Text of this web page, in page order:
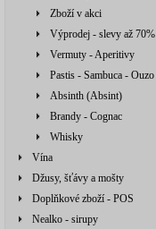
Zboží v akci
Výprodej - slevy až 70%
Vermuty - Aperitivy
Pastis - Sambuca - Ouzo
Absinth (Absint)
Brandy - Cognac
Whisky
Vína
Džusy, šťávy a mošty
Doplňkové zboží - POS
Nealko - sirupy